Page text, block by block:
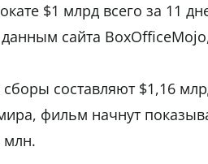
$1 млрд всего за 11
сайта
составляют $1,16
фильм начнут
млн.